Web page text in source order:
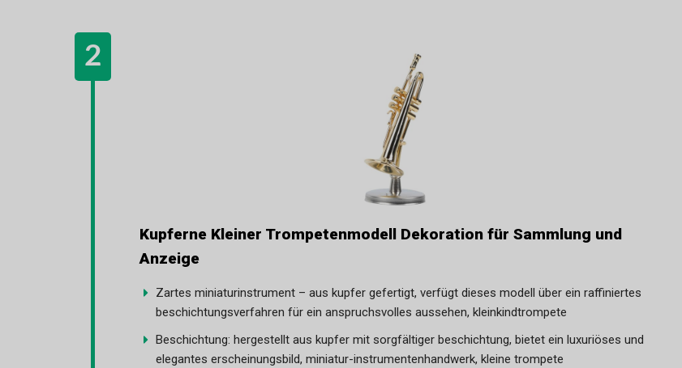
Kupferne Kleiner Trompetenmodell Dekoration für Sammlung und
Anzeige
Zartes miniaturinstrument – aus kupfer gefertigt, verfügt dieses modell über ein raffiniertes
beschichtungsverfahren für ein anspruchsvolles aussehen, kleinkindtrompete
Beschichtung: hergestellt aus kupfer mit sorgfältiger beschichtung, bietet ein luxuriöses und
elegantes erscheinungsbild, miniatur-instrumentenhandwerk, kleine trompete